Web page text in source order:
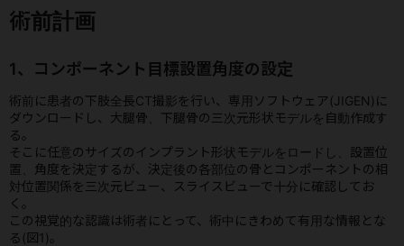
術前計画
1、コンポーネント目標設置角度の設定
術前に患者の下肢全長CT撮影を行い、専用ソフトウェア(JIGEN)に
ダウンロードし、大腿骨、下腿骨の三次元形状モデルを自動作成す
る。
そこに任意のサイズのインプラント形状モデルをロードし、設置位
置、角度を決定するが、決定後の各部位の骨とコンポーネントの相
対位置関係を三次元ビュー、スライスビューで十分に確認してお
く。
この視覚的な認識は術者にとって、術中にきわめて有用な情報とな
る(図1)。